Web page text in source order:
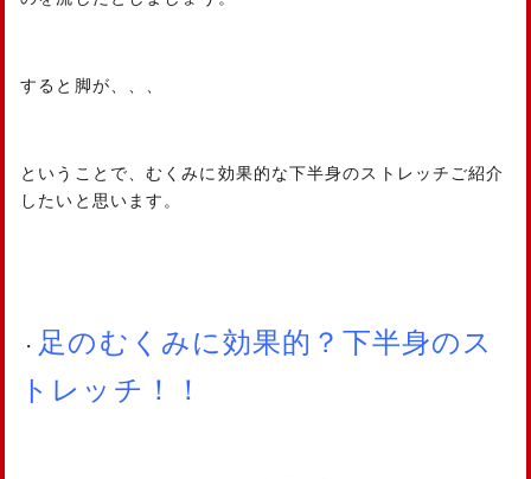
すると脚が、、、
ということで、むくみに効果的な下半身のストレッチご紹介
したいと思います。
・ 足のむくみに効果的？下半身のス
トレッチ！！